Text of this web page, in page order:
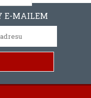
E-MAILEM